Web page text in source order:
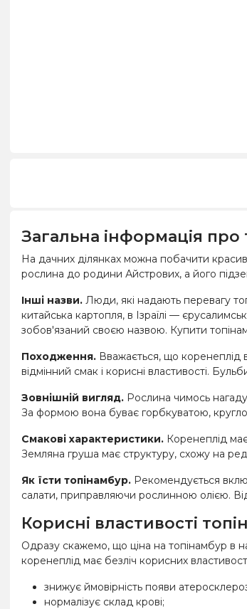
Загальна інформація про
На дачних ділянках можна побачити
рослина до родини Айстрових, а його
Інші назви. Люди, які надають перевагу
китайська картопля, в Ізраїлі —
зобов'язаний своєю назвою. Купити
Походження. Вважається, що коренеплід
відмінний смак і корисні властивості.
Зовнішній вигляд. Рослина чимось
За формою вона буває горбкуватою,
Смакові характеристики. Коренеплід
Земляна груша має структуру, схожу на
Як їсти топінамбур. Рекомендується
салати, приправляючи рослинною олією.
Корисні властивості
Одразу скажемо, що ціна на топінамбур в
коренеплід має безліч корисних
знижує ймовірність появи
нормалізує склад крові;